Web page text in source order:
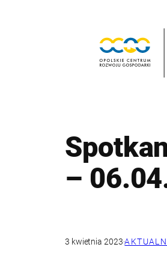
–
3 kwietnia 2023·